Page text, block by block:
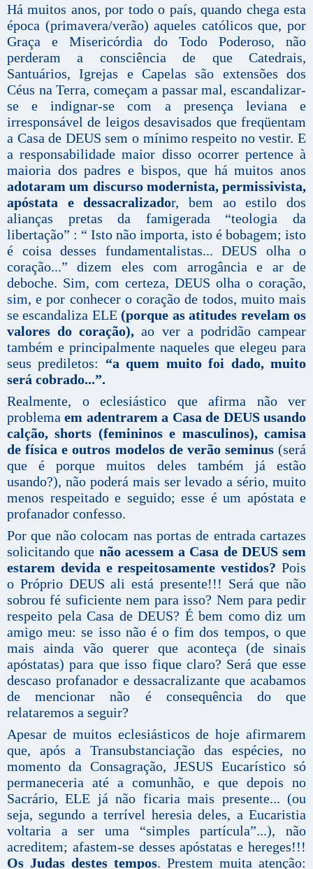
Há muitos anos, por todo o país, quando chega esta
época (primavera/verão) aqueles católicos que, por
Graça e Misericórdia do Todo Poderoso, não
perderam a consciência de que Catedrais,
Santuários, Igrejas e Capelas são extensões dos
Céus na Terra, começam a passar mal, escandalizar-
se e indignar-se com a presença leviana e
irresponsável de leigos desavisados que freqüentam
a Casa de DEUS sem o mínimo respeito no vestir. E
a responsabilidade maior disso ocorrer pertence à
maioria dos padres e bispos, que há muitos anos
adotaram um discurso modernista, permissivista,
apóstata e dessacralizador, bem ao estilo dos
alianças pretas da famigerada “teologia da
libertação” : “ Isto não importa, isto é bobagem; isto
é coisa desses fundamentalistas... DEUS olha o
coração...” dizem eles com arrogância e ar de
deboche. Sim, com certeza, DEUS olha o coração,
sim, e por conhecer o coração de todos, muito mais
se escandaliza ELE (porque as atitudes revelam os
valores do coração), ao ver a podridão campear
também e principalmente naqueles que elegeu para
seus prediletos: “a quem muito foi dado, muito
será cobrado...”.
Realmente, o eclesiástico que afirma não ver
problemaem adentrarem a Casa de DEUS usando
calção, shorts (femininos e masculinos), camisa
de física e outros modelos de verão seminus(será
que é porque muitos deles também já estão
usando?), não poderá mais ser levado a sério, muito
menos respeitado e seguido; esse é um apóstata e
profanador confesso.
Por que não colocam nas portas de entrada cartazes
solicitando que não acessem a Casa de DEUS sem
estarem devida e respeitosamente vestidos? Pois
o Próprio DEUS ali está presente!!! Será que não
sobrou fé suficiente nem para isso? Nem para pedir
respeito pela Casa de DEUS? É bem como diz um
amigo meu: se isso não é o fim dos tempos, o que
mais ainda vão querer que aconteça (de sinais
apóstatas) para que isso fique claro? Será que esse
descaso profanador e dessacralizante que acabamos
de mencionar não é consequência do que
relataremos a seguir?
Apesar de muitos eclesiásticos de hoje afirmarem
que, após a Transubstanciação das espécies, no
momento da Consagração, JESUS Eucarístico só
permaneceria até a comunhão, e que depois no
Sacrário, ELE já não ficaria mais presente... (ou
seja, segundo a terrível heresia deles, a Eucaristia
voltaria a ser uma “simples partícula”...), não
acreditem; afastem-se desses apóstatas e hereges!!!
Os Judas destes tempos. Prestem muita atenção: